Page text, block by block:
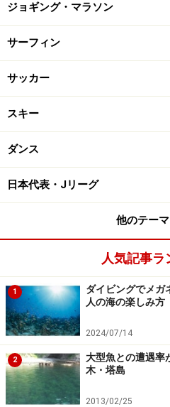
ジョギング・マラソン
サーフィン
サッカー
スキー
ダンス
日本代表・Jリーグ
他のテー
人気記事ラ
1
ダイビングでメガ
人の海の楽しみ方
2024/07/14
2
大型魚との遭遇率
木・塔島
2013/02/25